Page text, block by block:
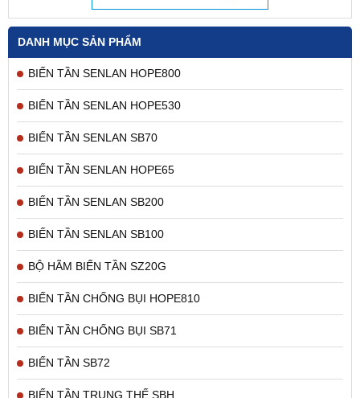
DANH MỤC SẢN PHẨM
BIẾN TẦN SENLAN HOPE800
BIẾN TẦN SENLAN HOPE530
BIẾN TẦN SENLAN SB70
BIẾN TẦN SENLAN HOPE65
BIẾN TẦN SENLAN SB200
BIẾN TẦN SENLAN SB100
BỘ HÃM BIẾN TẦN SZ20G
BIẾN TẦN CHỐNG BỤI HOPE810
BIẾN TẦN CHỐNG BỤI SB71
BIẾN TẦN SB72
BIẾN TẦN TRUNG THẾ SBH
chắn bụi cho quạt
+ Biến trở + vòng chia biến trở
+ Điện trở xả các loại như nhôm, sứ các công suất
từ 200W tới 3000W
+ Tem cảnh báo nguy hiểm
+ Và cả biến tần các loại... kèm theo cho anh em lắp
- Ưu điểm là Tủ thiết kế đẹp, gọn gàng, chắc chắn
anh em lắp đặt sản phẩm biến tần
Hình ảnh 1 số tủ điện đã lắp đặt: